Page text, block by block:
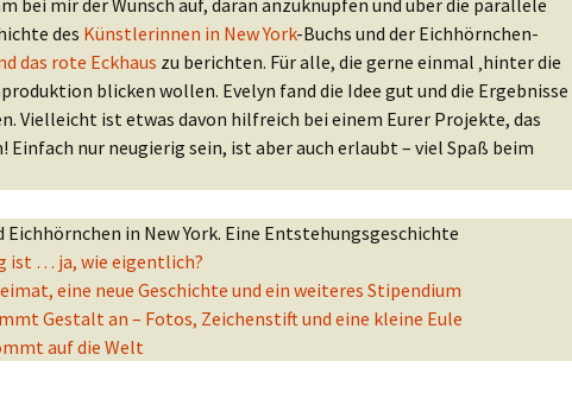
bei mir der Wunsch auf, daran anzuknüpfen und über die parallele
des Künstlerinnen in New York-Buchs und der Eichhörnchen-
das rote Eckhaus zu berichten. Für alle, die gerne einmal ‚hinter die
blicken wollen. Evelyn fand die Idee gut und die Ergebnisse
Vielleicht ist etwas davon hilfreich bei einem Eurer Projekte, das
Einfach nur neugierig sein, ist aber auch erlaubt – viel Spaß beim
in New York. Eine Entstehungsgeschichte
ist … ja, wie eigentlich?
eine neue Geschichte und ein weiteres Stipendium
Gestalt an – Fotos, Zeichenstift und eine kleine Eule
auf die Welt